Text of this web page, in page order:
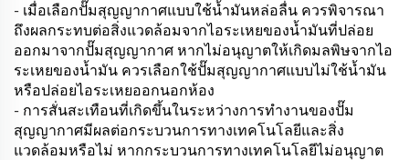
- เมื่อเลือกปั๊มสุญญากาศแบบใช้น้ำมันหล่อลื่น ควรพิจารณา
ถึงผลกระทบต่อสิ่งแวดล้อมจากไอระเหยของน้ำมันที่ปล่อย
ออกมาจากปั๊มสุญญากาศ หากไม่อนุญาตให้เกิดมลพิษจากไอ
ระเหยของน้ำมัน ควรเลือกใช้ปั๊มสุญญากาศแบบไม่ใช้น้ำมัน
หรือปล่อยไอระเหยออกนอกห้อง
- การสั่นสะเทือนที่เกิดขึ้นในระหว่างการทำงานของปั๊ม
สุญญากาศมีผลต่อกระบวนการทางเทคโนโลยีและสิ่ง
แวดล้อมหรือไม่ หากกระบวนการทางเทคโนโลยีไม่อนุญาต